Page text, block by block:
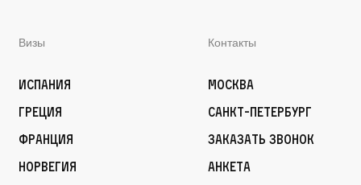
Визы
Испания
Греция
Франция
Норвегия
Контакты
Москва
Санкт-Петербург
Заказать звонок
Анкета